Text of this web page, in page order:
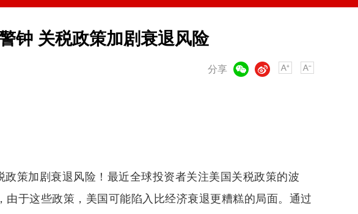
钟 关税政策加剧衰退风险
分享
微博
策加剧衰退风险！最近全球投资者关注美国关税政策的波
由于这些政策，美国可能陷入比经济衰退更糟糕的局面。通过